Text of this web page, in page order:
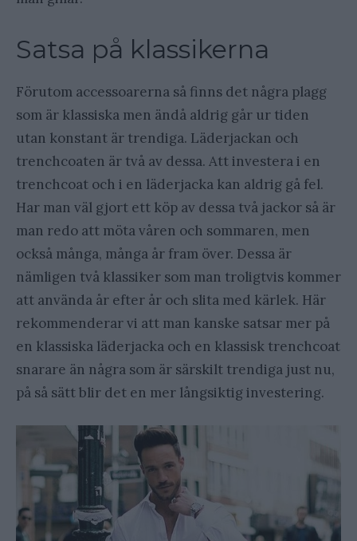
Satsa på klassikerna
Förutom accessoarerna så finns det några plagg
som är klassiska men ändå aldrig går ur tiden
utan konstant är trendiga. Läderjackan och
trenchcoaten är två av dessa. Att investera i en
trenchcoat och i en läderjacka kan aldrig gå fel.
Har man väl gjort ett köp av dessa två jackor så är
man redo att möta våren och sommaren, men
också många, många år fram över. Dessa är
nämligen två klassiker som man troligtvis kommer
att använda år efter år och slita med kärlek. Här
rekommenderar vi att man kanske satsar mer på
en klassiska läderjacka och en klassisk trenchcoat
snarare än några som är särskilt trendiga just nu,
på så sätt blir det en mer långsiktig investering.